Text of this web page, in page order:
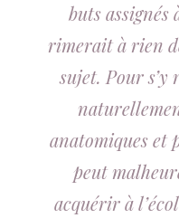
buts
rimerait à rien
sujet. Pour
anatomiques et
peut
acquérir à